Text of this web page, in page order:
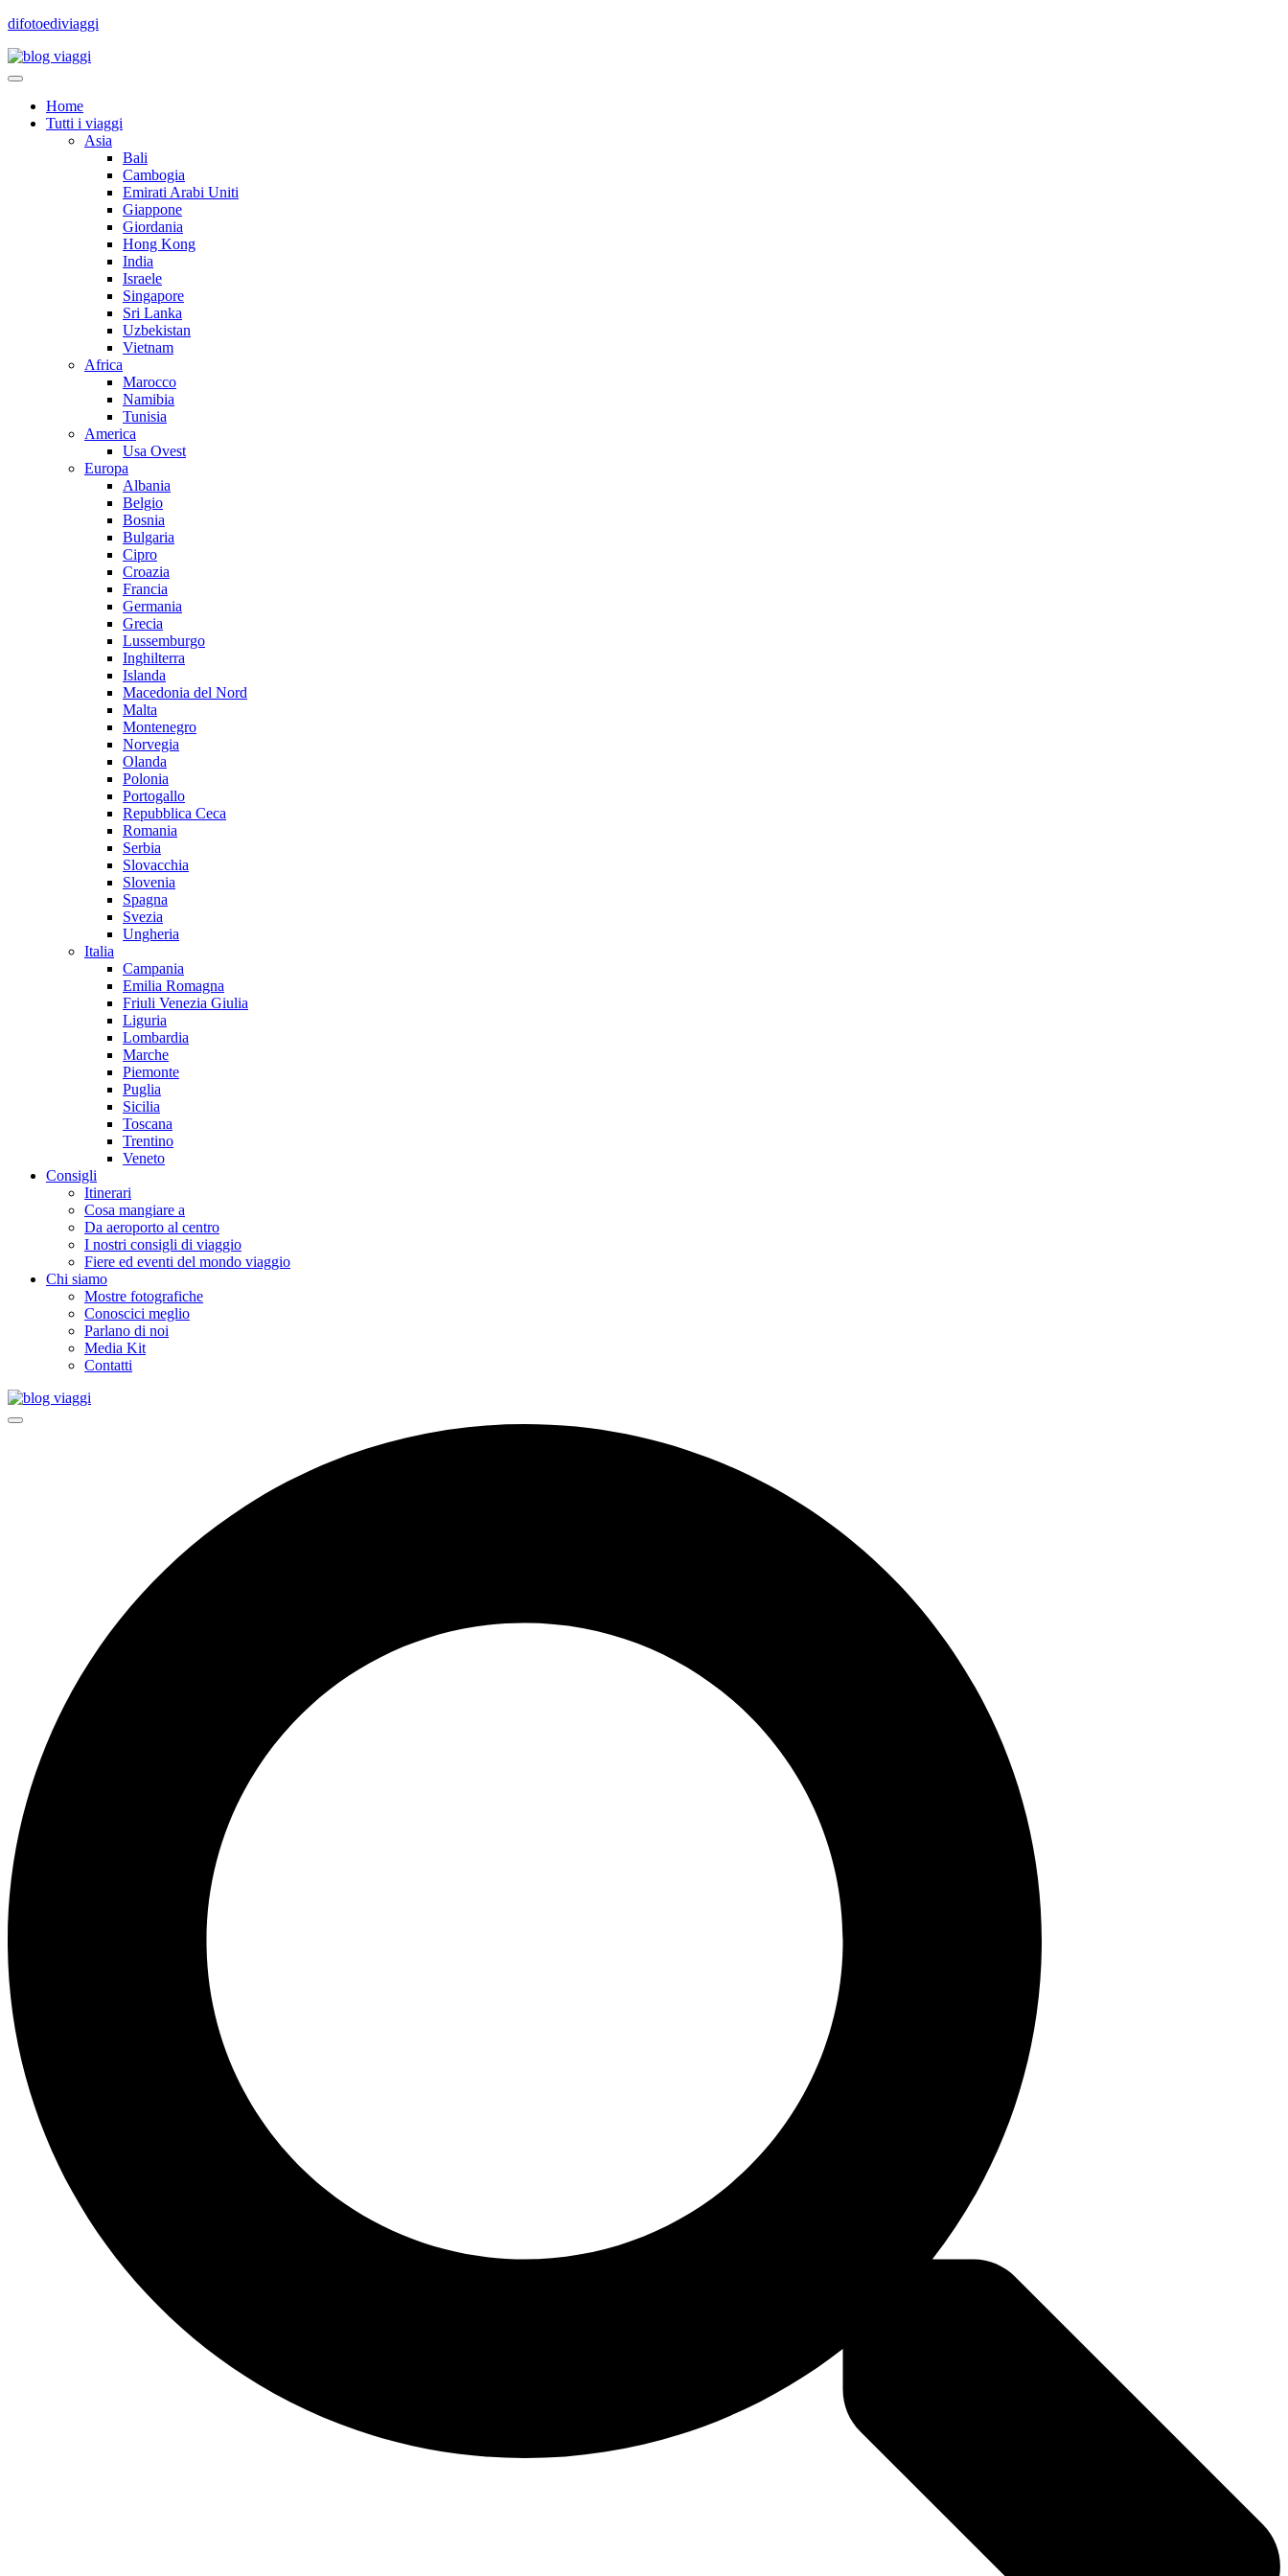
difotoediviaggi
Home
Tutti i viaggi
Asia
Bali
Cambogia
Emirati Arabi Uniti
Giappone
Giordania
Hong Kong
India
Israele
Singapore
Sri Lanka
Uzbekistan
Vietnam
Africa
Marocco
Namibia
Tunisia
America
Usa Ovest
Europa
Albania
Belgio
Bosnia
Bulgaria
Cipro
Croazia
Francia
Germania
Grecia
Lussemburgo
Inghilterra
Islanda
Macedonia del Nord
Malta
Montenegro
Norvegia
Olanda
Polonia
Portogallo
Repubblica Ceca
Romania
Serbia
Slovacchia
Slovenia
Spagna
Svezia
Ungheria
Italia
Campania
Emilia Romagna
Friuli Venezia Giulia
Liguria
Lombardia
Marche
Piemonte
Puglia
Sicilia
Toscana
Trentino
Veneto
Consigli
Itinerari
Cosa mangiare a
Da aeroporto al centro
I nostri consigli di viaggio
Fiere ed eventi del mondo viaggio
Chi siamo
Mostre fotografiche
Conoscici meglio
Parlano di noi
Media Kit
Contatti